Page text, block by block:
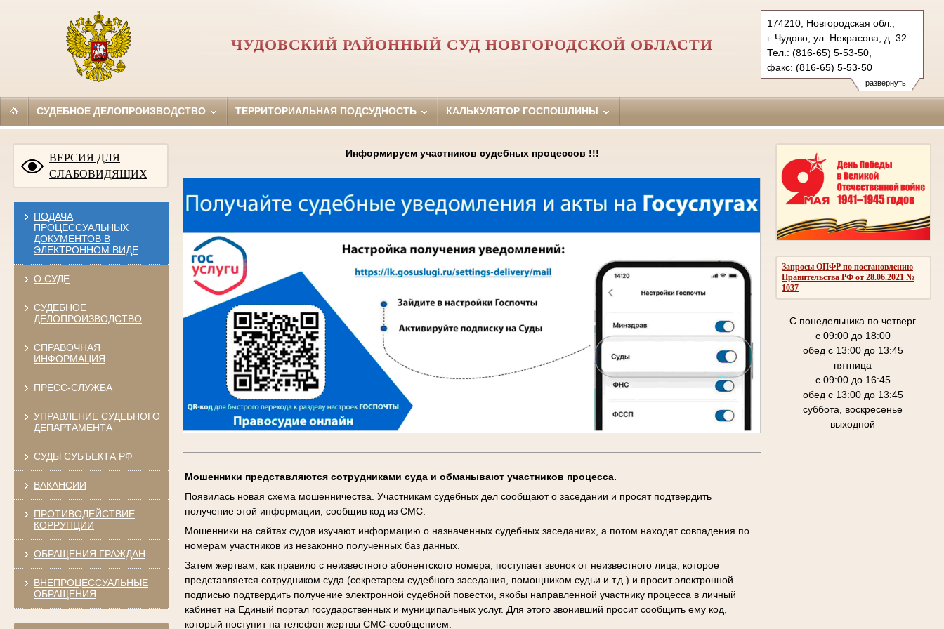
развернуть
174210, Новгородская обл.,
г. Чудово, ул. Некрасова, д. 32
Тел.: (816-65) 5-53-50,
факс: (816-65) 5-53-50
chudovsky.nvg@sudrf.ru
ЧУДОВСКИЙ РАЙОННЫЙ СУД НОВГОРОДСКОЙ ОБЛАСТИ
СУДЕБНОЕ ДЕЛОПРОИЗВОДСТВО ТЕРРИТОРИАЛЬНАЯ ПОДСУДНОСТЬ КАЛЬКУЛЯТОР ГОСПОШЛИНЫ
ВЕРСИЯ ДЛЯ
СЛАБОВИДЯЩИХ
ПОДАЧА
ПРОЦЕССУАЛЬНЫХ
ДОКУМЕНТОВ В
ЭЛЕКТРОННОМ ВИДЕ
О СУДЕ
СУДЕБНОЕ
ДЕЛОПРОИЗВОДСТВО
СПРАВОЧНАЯ
ИНФОРМАЦИЯ
ПРЕСС-СЛУЖБА
УПРАВЛЕНИЕ СУДЕБНОГО
ДЕПАРТАМЕНТА
СУДЫ СУБЪЕКТА РФ
ВАКАНСИИ
ПРОТИВОДЕЙСТВИЕ
КОРРУПЦИИ
ОБРАЩЕНИЯ ГРАЖДАН
ВНЕПРОЦЕССУАЛЬНЫЕ
ОБРАЩЕНИЯ
Запросы ОПФР по постановлению
Правительства РФ от 28.06.2021 №
1037
С понедельника по четверг
с 09:00 до 18:00
обед с 13:00 до 13:45
пятница
с 09:00 до 16:45
обед с 13:00 до 13:45
суббота, воскресенье
выходной
Информируем участников судебных процессов !!!
Мошенники представляются сотрудниками суда и обманывают участников процесса.
Появилась новая схема мошенничества. Участникам судебных дел сообщают о заседании и просят подтвердить
получение этой информации, сообщив код из СМС.
Мошенники на сайтах судов изучают информацию о назначенных судебных заседаниях, а потом находят совпадения по
номерам участников из незаконно полученных баз данных.
Затем жертвам, как правило с неизвестного абонентского номера, поступает звонок от неизвестного лица, которое
представляется сотрудником суда (секретарем судебного заседания, помощником судьи и т.д.) и просит электронной
подписью подтвердить получение электронной судебной повестки, якобы направленной участнику процесса в личный
кабинет на Единый портал государственных и муниципальных услуг. Для этого звонивший просит сообщить ему код,
который поступит на телефон жертвы СМС-сообщением.